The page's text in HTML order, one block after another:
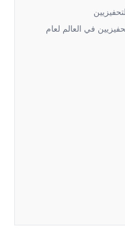
10 متحدثين تحفيزيين في العالم لعام